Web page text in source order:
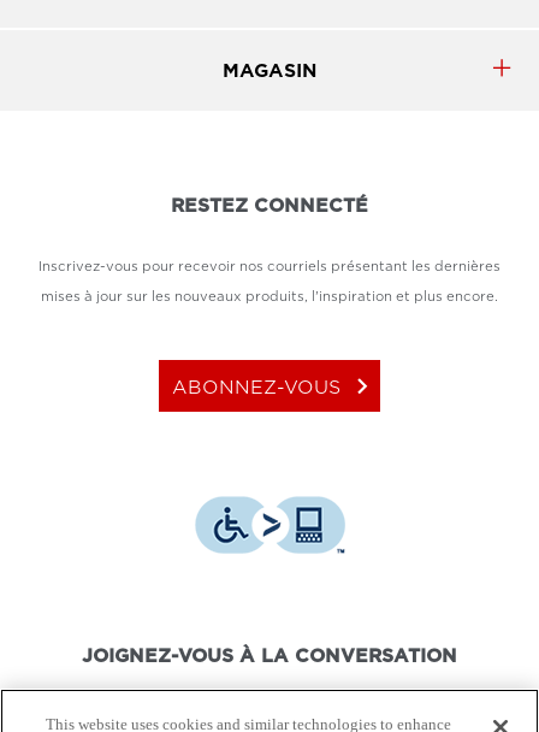
MAGASIN
RESTEZ CONNECTÉ
Inscrivez-vous pour recevoir nos courriels présentant les dernières
mises à jour sur les nouveaux produits, l'inspiration et plus encore.
ABONNEZ-VOUS keyboard_arrow_right
JOIGNEZ-VOUS À LA CONVERSATION
This website uses cookies and similar technologies to enhance